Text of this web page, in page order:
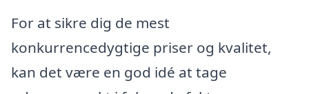
For at sikre dig de mest
konkurrencedygtige priser og kvalitet,
kan det være en god idé at tage